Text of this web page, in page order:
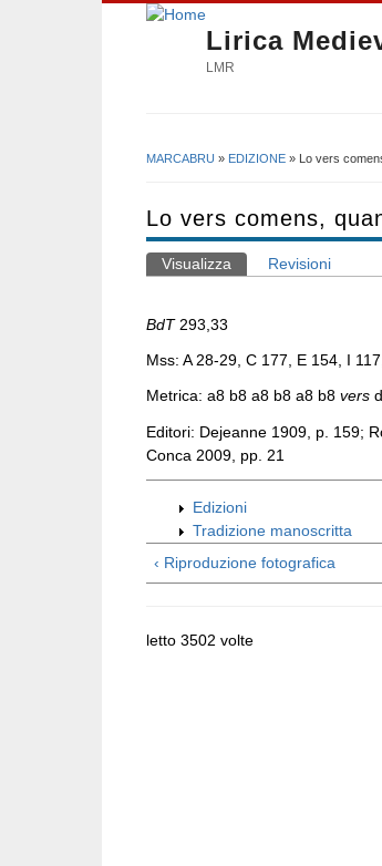
Lirica
LMR
MARCABRU » EDIZIONE » Lo vers
Lo vers comens,
Schede primarie
Visualizza (scheda attiva)
Revisioni
BdT293,33
Mss: A 28-29, C 177, E 154, I
Metrica: a8 b8 a8 b8 a8 b8 vers
Editori: Dejeanne 1909, p. 159;
Conca 2009, pp. 21
Edizioni
Tradizione manoscritta
‹ Riproduzione fotografica
letto 3502 volte